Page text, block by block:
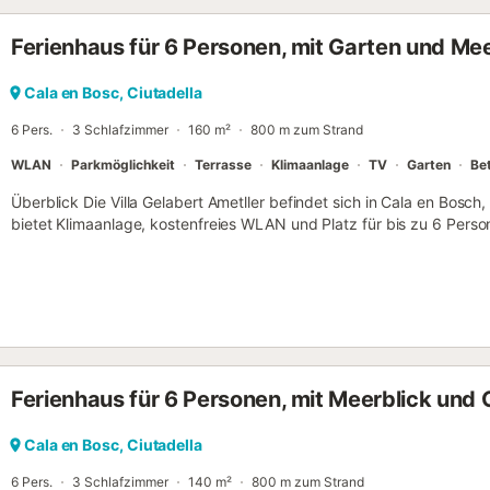
Ferienhaus für 6 Personen, mit Garten und
Cala en Bosc, Ciutadella
6 Pers. 3 Schlafzimmer 160 m² 800 m zum Strand
WLAN Parkmöglichkeit Terrasse Klimaanlage TV Garten
Überblick Die Villa Gelabert Ametller befindet sich in Cala en
bietet Klimaanlage, kostenfreies WLAN und Platz für bis zu 6
Restaurants. Wohnzimmer Das Wohnzimmer verfügt über einen
Herd/Kochfeld und Backofen. Ein Grill befindet sich ebenfalls im
klimatisiert und verfügt über 2 Einzelbetten. (Reisekinderbett und
mit Badewanne und WC. Badezimmer 2 (Familienbadezimmer) mit
Osten Poolzugang: Treppen Zusätzliche Poolmerkmale: Pergola,
Ferienhaus für 6 Personen, mit Meerblick und
Cala en Bosc, Ciutadella
6 Pers. 3 Schlafzimmer 140 m² 800 m zum Strand